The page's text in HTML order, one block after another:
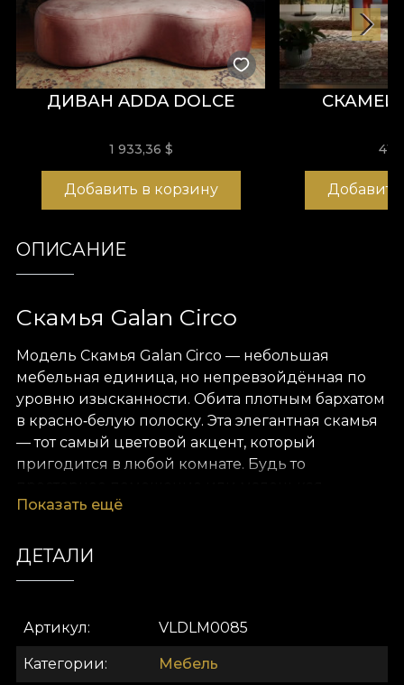
ДИВАН ADDA DOLCE
1 933,36 $
Добавить в корзину
ОПИСАНИЕ
Скамья Galan Circo
Модель Скамья Galan Circo — небольшая
мебельная единица, но непревзойдённая по
уровню изысканности. Обита плотным бархатом
в красно‑белую полоску. Эта элегантная скамья
— тот самый цветовой акцент, который
пригодится в любой комнате. Будь то
комната, Скамья Galan Circo легко меняет
гостиной, кабинета или прихожей. Она
Despre linia de mobier House of
Показать ещё
ДЕТАЛИ
Артикул VLDLM0085
Категории Мебель